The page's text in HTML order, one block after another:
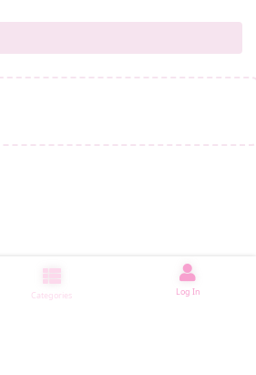
Categories Log In